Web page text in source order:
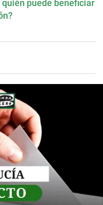
puede beneficiar